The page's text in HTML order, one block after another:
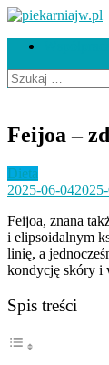
Skip
content
piekarniajw.pl
Szukaj:
Feijoa –
Dieta
2025-06-04
Feijoa, znana
i elipsoidalnym
linię, a
kondycję skóry i
Spis treści